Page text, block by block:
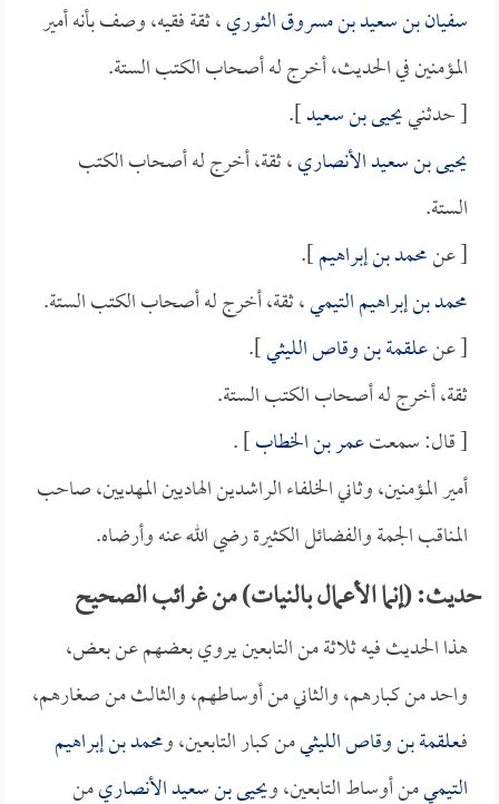
سفيان بن سعيد بن مسروق الثوري، ثقة فقيه، وصف بأنه أمير
المؤمنين في الحديث، أخرج له أصحاب الكتب الستة.
[ حدثنييحيى بن سعيد].
يحيى بن سعيد الأنصاري، ثقة، أخرج له أصحاب الكتب
الستة.
[ عنمحمد بن إبراهيم].
محمد بن إبراهيم التيمي، ثقة، أخرج له أصحاب الكتب الستة.
[ عنعلقمة بن وقاص الليثي].
ثقة، أخرج له أصحاب الكتب الستة.
[ قال: سمعتعمر بن الخطاب] .
أمير المؤمنين، وثاني الخلفاء الراشدين الهاديين المهديين، صاحب
المناقب الجمة والفضائل الكثيرة رضي الله عنه وأرضاه.
حديث: (إنما الأعمال بالنيات) من غرائب الصحيح
هذا الحديث فيه ثلاثة من التابعين يروي بعضهم عن بعض،
واحد من كبارهم، والثاني من أوساطهم، والثالث من صغارهم،
فـعلقمة بن وقاص الليثيمن كبار التابعين، ومحمد بن إبراهيم
التيميمن أوساط التابعين، ويحيى بن سعيد الأنصاريمن